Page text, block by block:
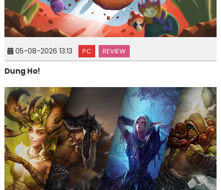
05-08-2026 13:13 PC REVIEW
Dung Ho!